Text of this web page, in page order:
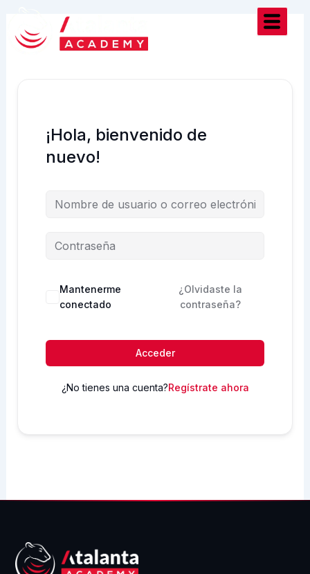
contenido
¡Hola, bienvenido de
nuevo!
Mantenerme
conectado
¿Olvidaste la
contraseña?
Acceder
¿No tienes una cuenta?Regístrate ahora